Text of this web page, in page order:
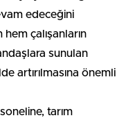
edeceğini
çalışanların
sunulan
artırılmasına önemli
tarım